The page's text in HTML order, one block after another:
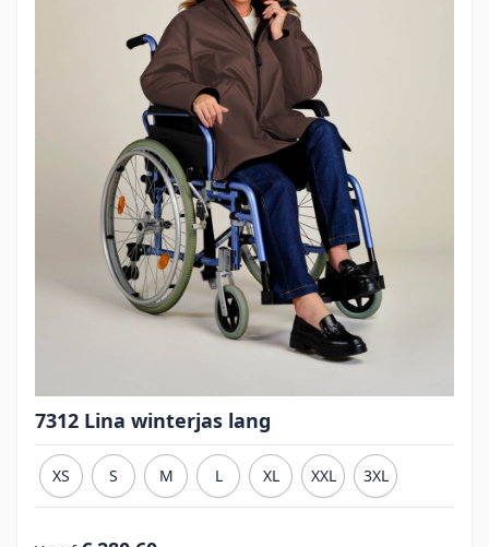
7312 Lina winterjas lang
XS S M L XL XXL 3XL